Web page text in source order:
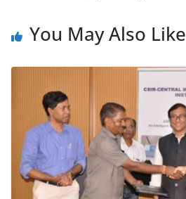
o
You May Also Like